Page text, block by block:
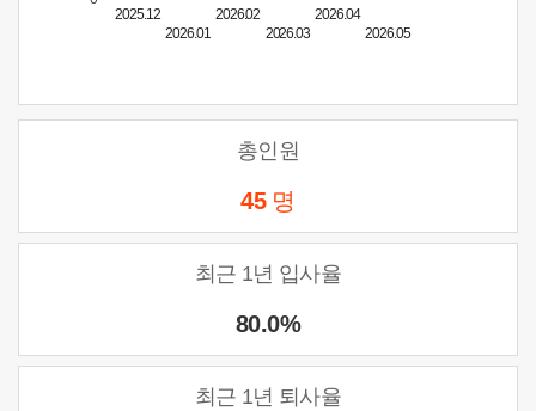
2025.12
2026.01
2026.02
2026.03
2026.04
2026.05
총인원
45 명
최근 1년 입사율
80.0%
최근 1년 퇴사율